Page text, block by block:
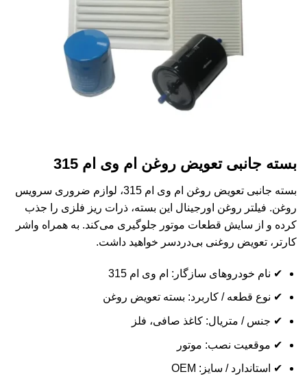
بسته جانبی تعویض روغن ام وی ام 315
بسته جانبی تعویض روغن ام وی ام 315، لوازم ضروری سرویس
روغن. فیلتر روغن اورجینال این بسته، ذرات ریز فلزی را جذب
کرده و از سایش قطعات موتور جلوگیری می‌کند. به همراه واشر
کارتر، تعویض روغنی بی‌دردسر خواهید داشت.
✔ نام خودروهای سازگار: ام وی ام 315
✔ نوع قطعه / کاربرد: بسته تعویض روغن
✔ جنس / متریال: کاغذ صافی، فلز
✔ موقعیت نصب: موتور
✔ استاندارد / سایز: OEM